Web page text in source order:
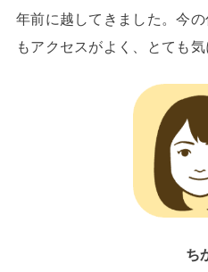
年前に越してきました。今
もアクセスがよく、とても気
ち